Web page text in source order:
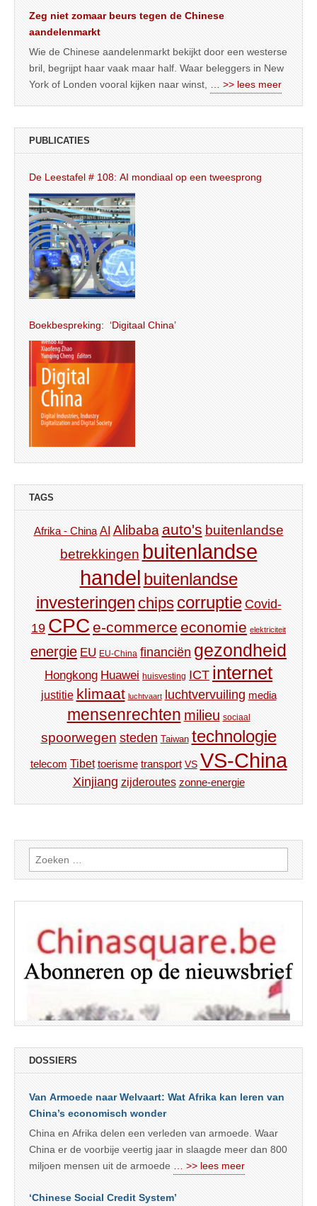
Zeg niet zomaar beurs tegen de Chinese
aandelenmarkt
Wie de Chinese aandelenmarkt bekijkt door een westerse
bril, begrijpt haar vaak maar half. Waar beleggers in New
York of Londen vooral kijken naar winst,
… >> lees meer
PUBLICATIES
De Leestafel # 108: AI mondiaal op een tweesprong
Boekbespreking: ‘Digitaal China’
TAGS
Afrika - China AI Alibaba auto's buitenlandse
betrekkingen buitenlandse
handel buitenlandse
investeringen chips corruptie Covid-
19 CPC e-commerce economie elektriciteit
energie EU EU-China financiën gezondheid
Hongkong Huawei huisvesting ICT internet
justitie klimaat luchtvaart luchtvervuiling media
mensenrechten milieu sociaal
spoorwegen steden Taiwan technologie
telecom Tibet toerisme transport VS VS-China
Xinjiang zijderoutes zonne-energie
Zoeken
naar:
DOSSIERS
Van Armoede naar Welvaart: Wat Afrika kan leren van
China’s economisch wonder
China en Afrika delen een verleden van armoede. Waar
China er de voorbije veertig jaar in slaagde meer dan 800
miljoen mensen uit de armoede
… >> lees meer
‘Chinese Social Credit System’